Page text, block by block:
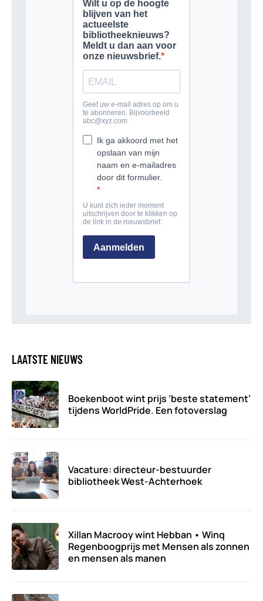
LAATSTE NIEUWS
Boekenboot wint prijs ‘beste statement’
tijdens WorldPride. Een fotoverslag
Vacature: directeur-bestuurder
bibliotheek West-Achterhoek
Xillan Macrooy wint Hebban • Winq
Regenboogprijs met Mensen als zonnen
en mensen als manen